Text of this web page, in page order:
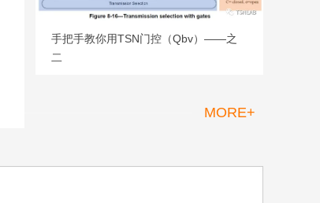
手把手教你用TSN门控（Qbv）——之
二
MORE+